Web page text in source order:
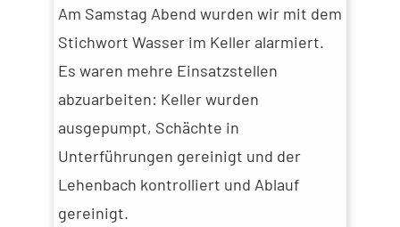
Am Samstag Abend wurden wir mit dem
Stichwort Wasser im Keller alarmiert.
Es waren mehre Einsatzstellen
abzuarbeiten: Keller wurden
ausgepumpt, Schächte in
Unterführungen gereinigt und der
Lehenbach kontrolliert und Ablauf
gereinigt.